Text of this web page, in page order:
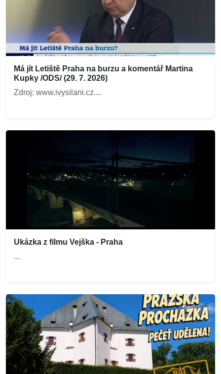
Má jít Letiště Praha na burzu a komentář Martina
Kupky /ODS/ (29. 7. 2026)
Zdroj: www.ivysilani.cz....
Ukázka z filmu Vejška - Praha
...